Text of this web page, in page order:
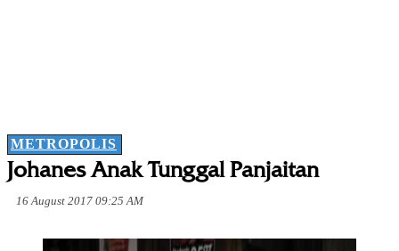
METROPOLIS
Johanes Anak Tunggal Panjaitan
16 August 2017 09:25 AM